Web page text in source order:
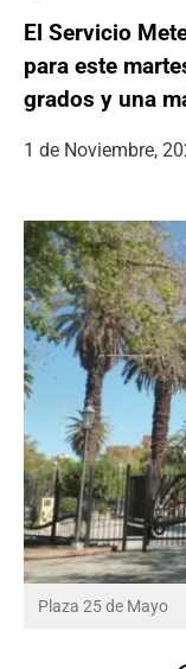
El Servicio
para este
grados y una
1 de Noviembre,
Plaza 25 de Mayo